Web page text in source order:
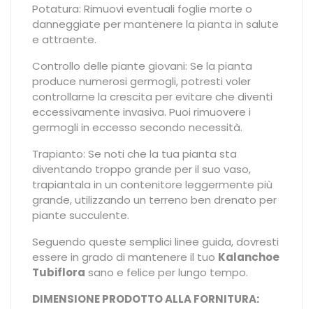
Potatura: Rimuovi eventuali foglie morte o
danneggiate per mantenere la pianta in salute
e attraente.
Controllo delle piante giovani: Se la pianta
produce numerosi germogli, potresti voler
controllarne la crescita per evitare che diventi
eccessivamente invasiva. Puoi rimuovere i
germogli in eccesso secondo necessità.
Trapianto: Se noti che la tua pianta sta
diventando troppo grande per il suo vaso,
trapiantala in un contenitore leggermente più
grande, utilizzando un terreno ben drenato per
piante succulente.
Seguendo queste semplici linee guida, dovresti
essere in grado di mantenere il tuo Kalanchoe
Tubiflora sano e felice per lungo tempo.
DIMENSIONE PRODOTTO ALLA FORNITURA: